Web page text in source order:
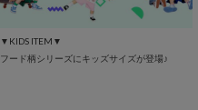
▼KIDS ITEM▼
フード柄シリーズにキッズサイズが登場♪